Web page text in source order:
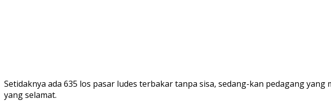
Setidaknya ada 635 los pasar ludes terbakar tanpa sisa, sedang-kan pedagang
yang selamat.